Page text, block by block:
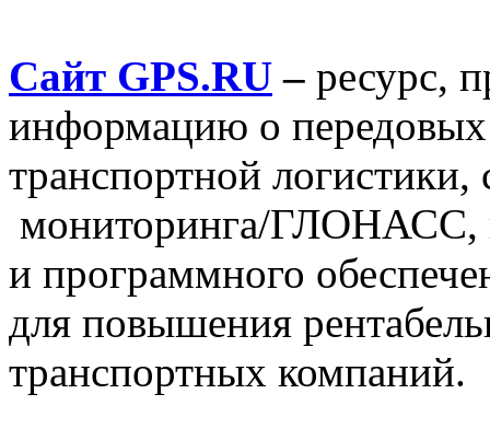
Сайт GPS.RU – ресурс,
информацию о передовых
транспортной
мониторинга/ГЛОНАСС,
и программного
для повышения
транспортных компаний.